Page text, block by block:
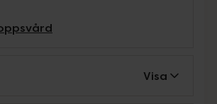
Visa